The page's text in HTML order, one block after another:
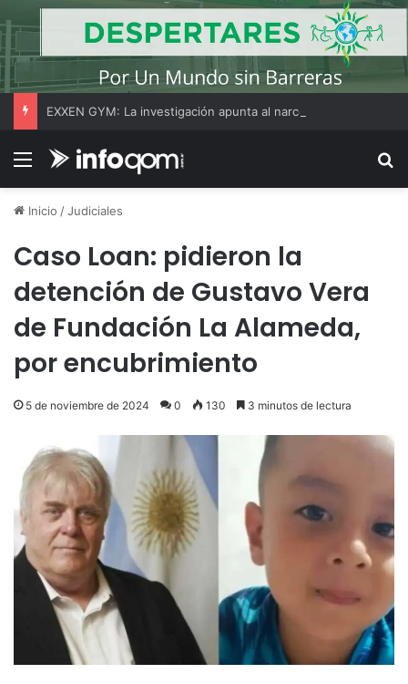
Menú
Inicio /Judiciales
Caso Loan: pidieron la
detención de Gustavo Vera
de Fundación La Alameda,
por encubrimiento
5 de noviembre de 2024 0 130 3 minutos de lectura